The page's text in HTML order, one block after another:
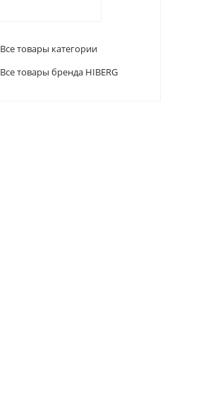
Все товары категории
Все товары бренда HIBERG